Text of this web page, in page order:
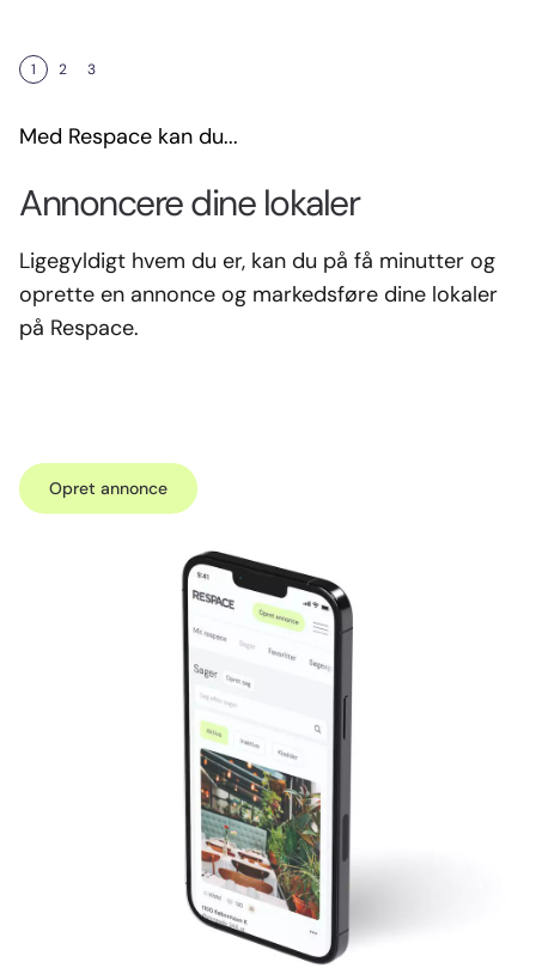
1 2 3
Med Respace kan du...
Annoncere dine lokaler
Ligegyldigt hvem du er, kan du på få minutter og
oprette en annonce og markedsføre dine lokaler
på Respace.
Opret annonce
Med Respace kan du...
Finde lokaler til din forretning
Respace er for alle, der leder efter erhvervslokaler.
Vi har gjort det helt gratis at bruge portalen og
kontakte lokaleudbydere.